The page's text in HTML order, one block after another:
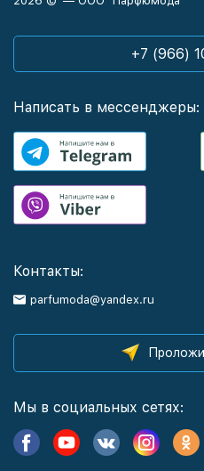
+7 (966)
Написать в мессенджеры:
Контакты:
parfumoda@yandex.ru
Мы в социальных сетях: